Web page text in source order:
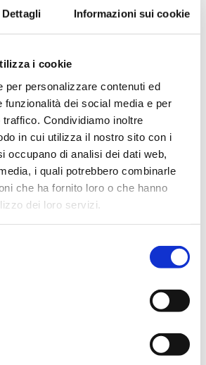
Dettagli Informazioni sui cookie
i cookie
per personalizzare contenuti ed
funzionalità dei social media e per
Condividiamo inoltre
in cui utilizza il nostro sito con i
occupano di analisi dei dati web,
i quali potrebbero combinarle
che ha fornito loro o che hanno
dei loro servizi.
CON CAGNARDI
PGC
2023|Uncategorized
con Devis Cagnardi per i
Giovani Cantù in procinto di
squadra dell’Acqua S.Bernardo
sportiva. Agli ordini del nuovo
coadiuvato...